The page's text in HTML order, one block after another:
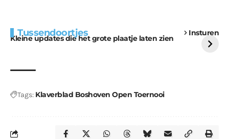
Tussendoortjes Insturen
Kleine updates die het grote plaatje laten zien
voor kabouters
uitdaging
Tags: Klaverblad Boshoven Open Toernooi